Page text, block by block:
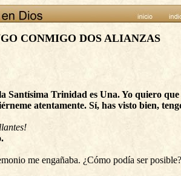
CONMIGO DOS ALIANZAS
Santísima Trinidad es Una. Yo quiero
atentamente. Sí, has visto bien,
me engañaba. ¿Cómo podía ser